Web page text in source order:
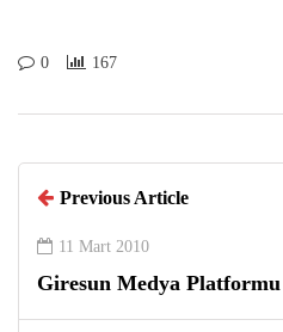
0 167
Previous Article
11 Mart 2010
Giresun Medya